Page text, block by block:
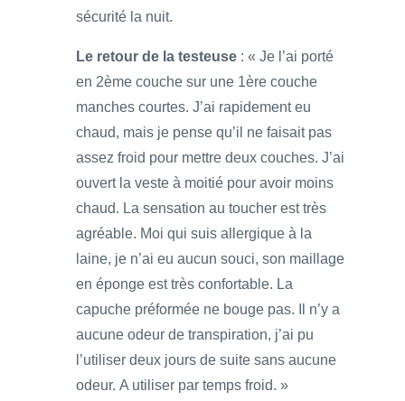
sécurité la nuit.
Le retour de la testeuse : « Je l’ai porté
en 2ème couche sur une 1ère couche
manches courtes. J’ai rapidement eu
chaud, mais je pense qu’il ne faisait pas
assez froid pour mettre deux couches. J’ai
ouvert la veste à moitié pour avoir moins
chaud. La sensation au toucher est très
agréable. Moi qui suis allergique à la
laine, je n’ai eu aucun souci, son maillage
en éponge est très confortable. La
capuche préformée ne bouge pas. Il n’y a
aucune odeur de transpiration, j’ai pu
l’utiliser deux jours de suite sans aucune
odeur. A utiliser par temps froid. »